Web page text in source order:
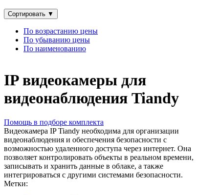
Сортировать ▼
По возрастанию цены
По убыванию цены
По наименованию
IP видеокамеры для
видеонаблюдения Tiandy
Помощь в подборе комплекта
Видеокамера IP Tiandy необходима для организации
видеонаблюдения и обеспечения безопасности с
возможностью удаленного доступа через интернет. Она
позволяет контролировать объекты в реальном времени,
записывать и хранить данные в облаке, а также
интегрироваться с другими системами безопасности.
Метки: